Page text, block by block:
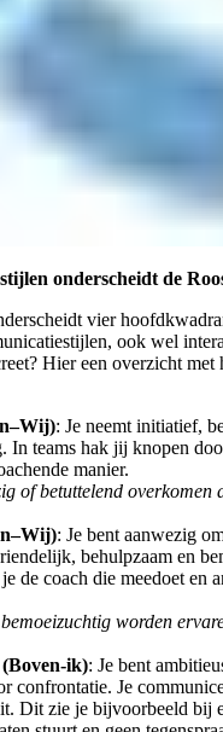
onderscheidt de
vier
ook wel
Hier een overzicht met
: Je neemt initiatief,
In teams hak jij knopen
manier.
of betuttelend overkomen
: Je bent aanwezig
behulpzaam en
de coach die meedoet en
worden
ik): Je bent
confrontatie. Je
Dit zie je bijvoorbeeld bij